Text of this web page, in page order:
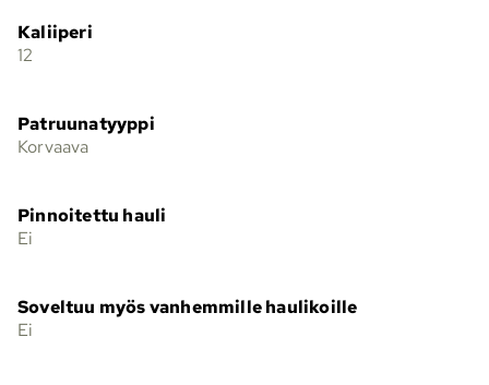
Kaliiperi
12
Patruunatyyppi
Korvaava
Pinnoitettu hauli
Ei
Soveltuu myös vanhemmille haulikoille
Ei